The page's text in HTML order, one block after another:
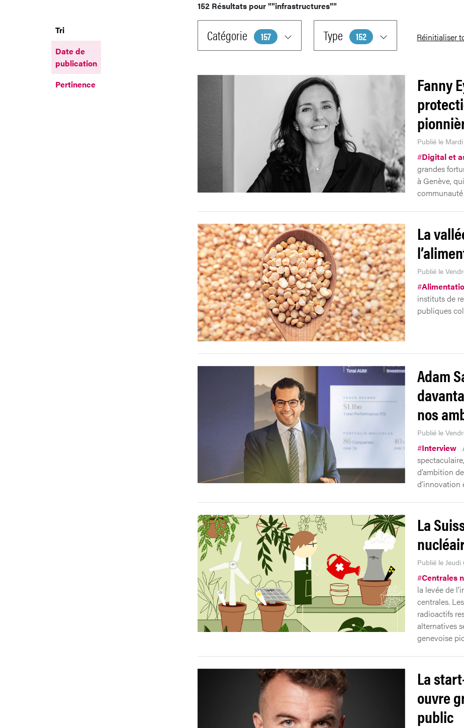
152 Résultats pour""infrastructures""
Tri
Date de
publication
Pertinence
Catégorie 157 Type 152 Réinitialiser
Fanny
Publié le
#Digital et
grandes
à Genève,
La
Publié le
#
instituts de
publiques
Adam
nos
Publié le
#Interview
d’ambition
d’innovation
La
Publié le Jeudi
#Centrales
la levée de
centrales.
radioactifs
alternatives
genevoise
La
ouvre
public